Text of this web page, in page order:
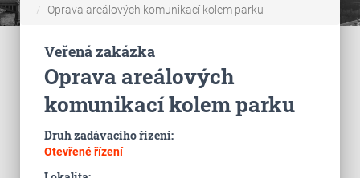
Oprava areálových komunikací kolem parku
Veřená zakázka
Oprava areálových
komunikací kolem parku
Druh zadávacího řízení:
Otevřené řízení